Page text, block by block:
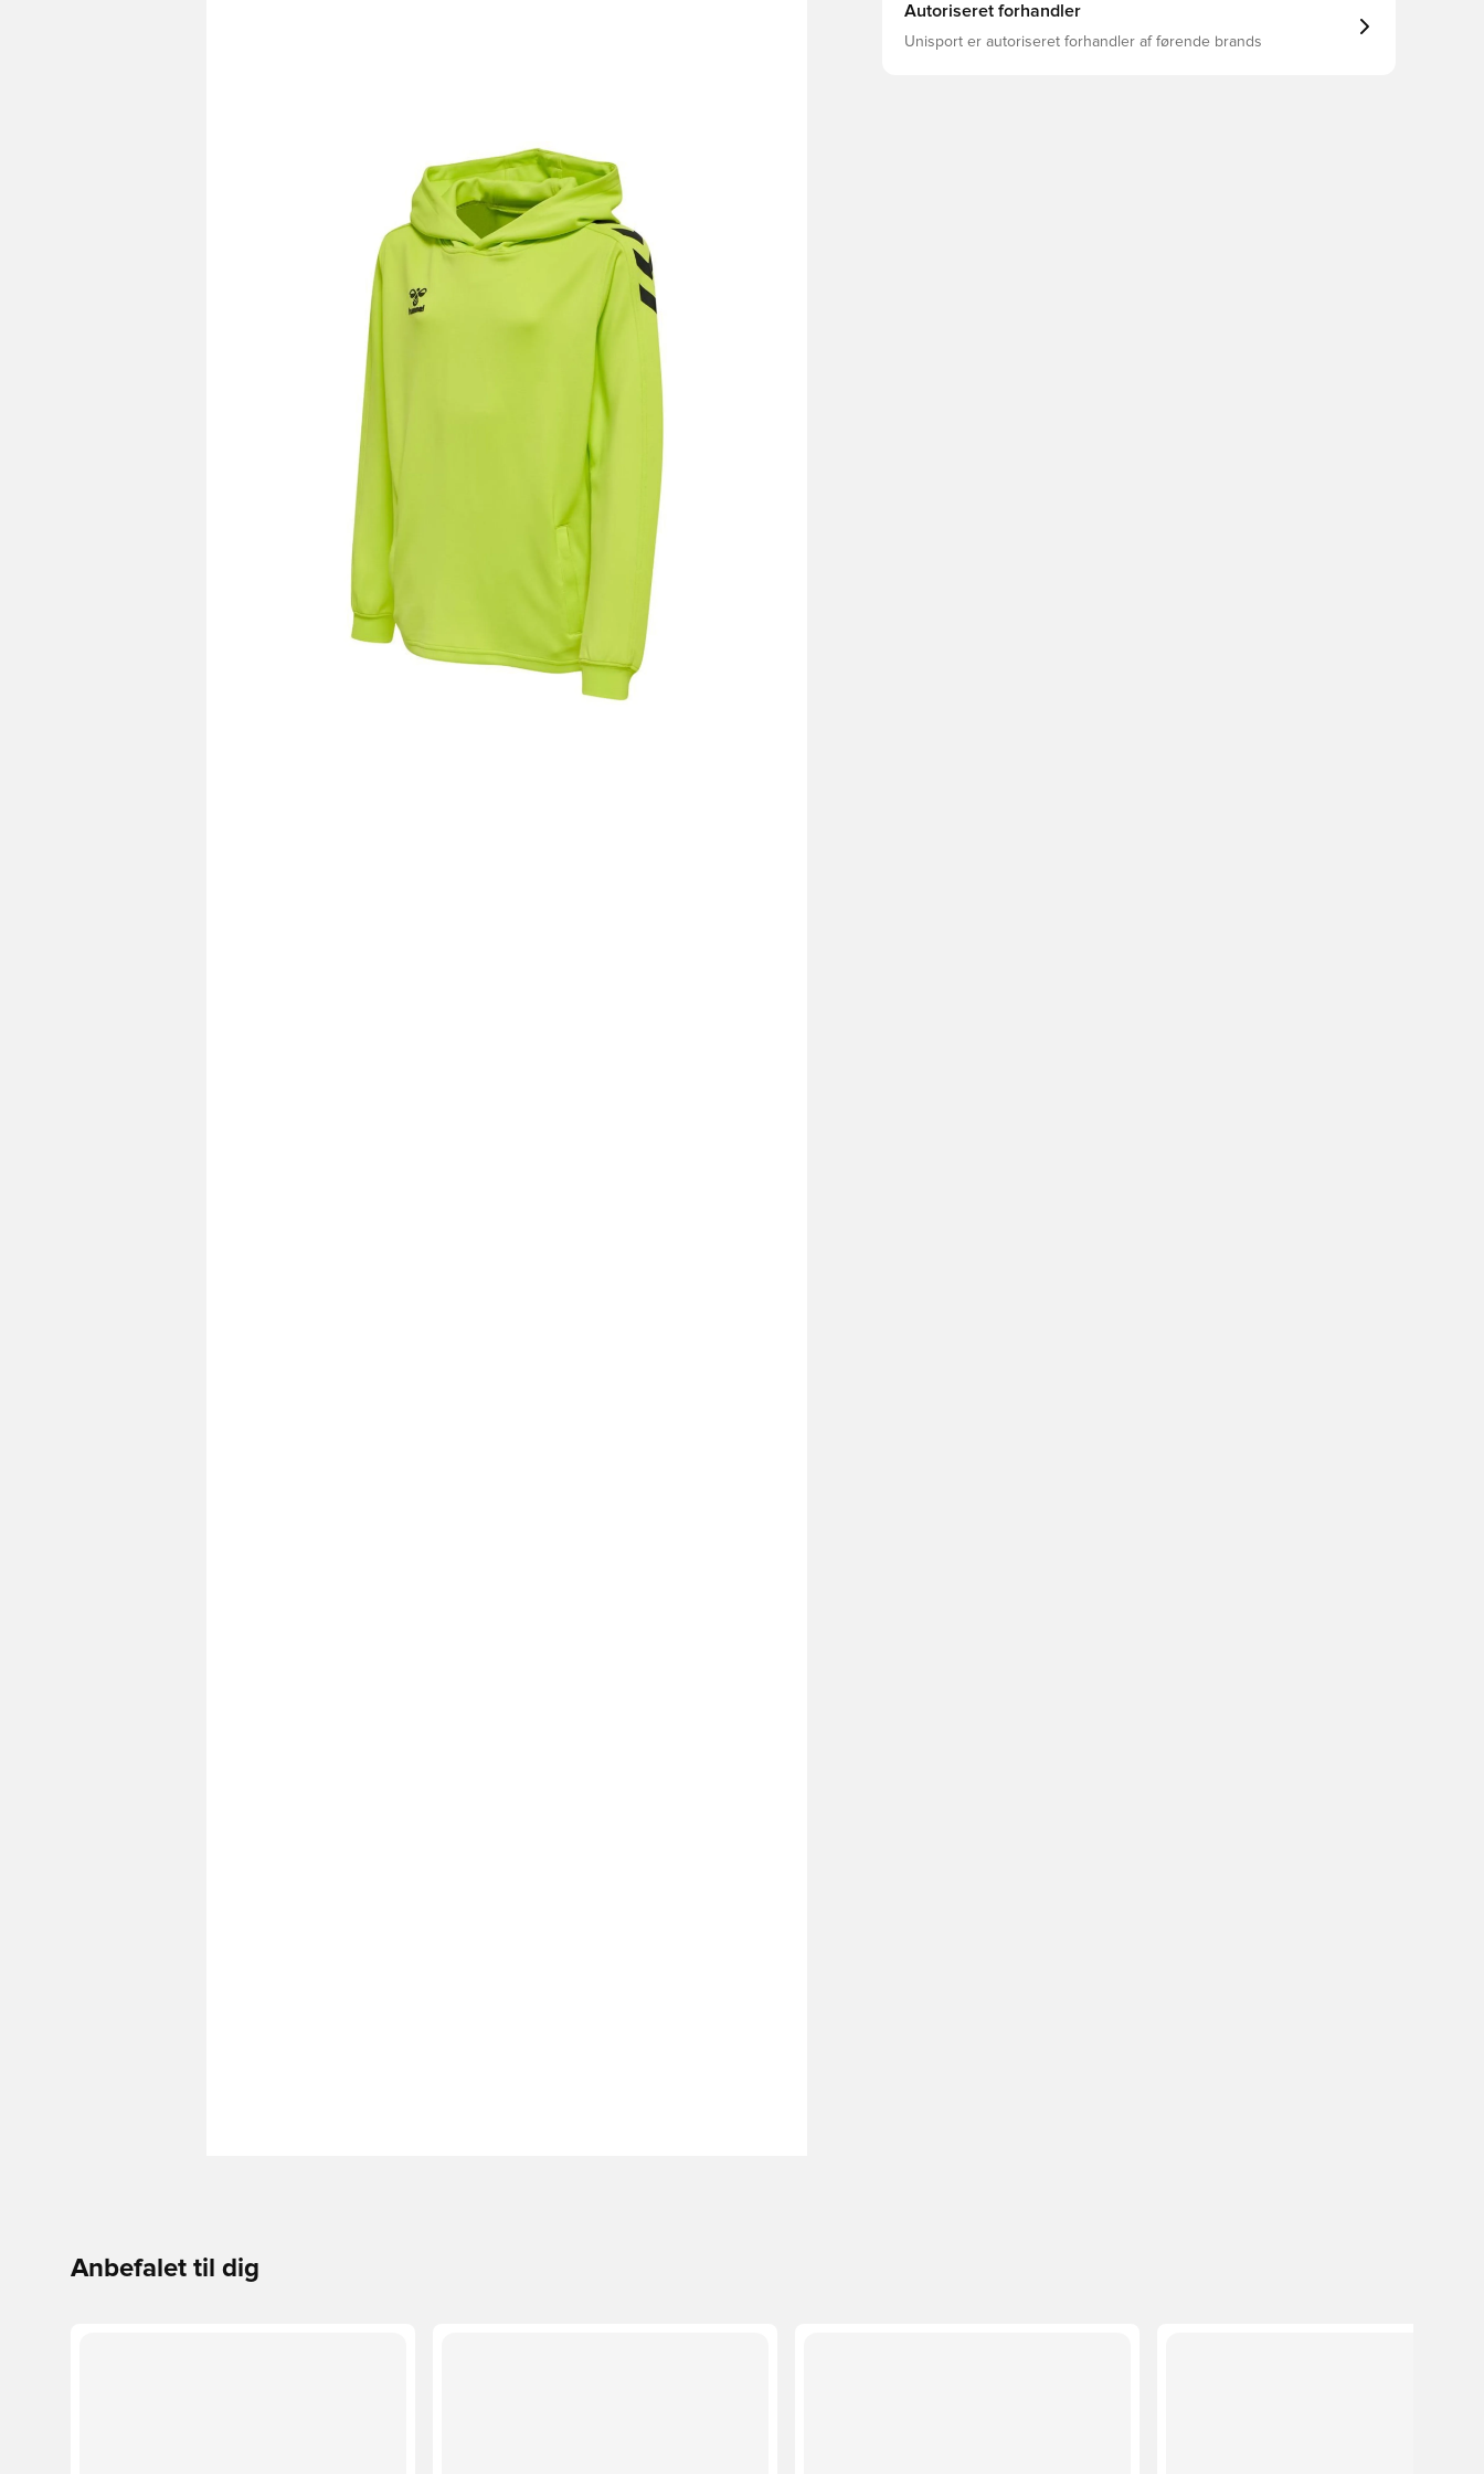
Autoriseret forhandler
Unisport er autoriseret forhandler af førende brands
Anbefalet til dig